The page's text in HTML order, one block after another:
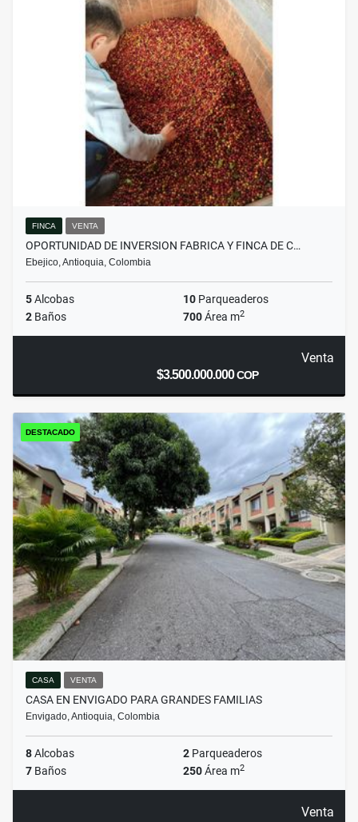
FINCA VENTA
OPORTUNIDAD DE INVERSION FABRICA Y FINCA DE C…
Ebejico, Antioquia, Colombia
5Alcobas 10 Parqueaderos
2 Baños 700Área m2
Venta
$3.500.000.000COP
DESTACADO
CASA VENTA
CASA EN ENVIGADO PARA GRANDES FAMILIAS
Envigado, Antioquia, Colombia
8Alcobas 2 Parqueaderos
7 Baños 250Área m2
Venta